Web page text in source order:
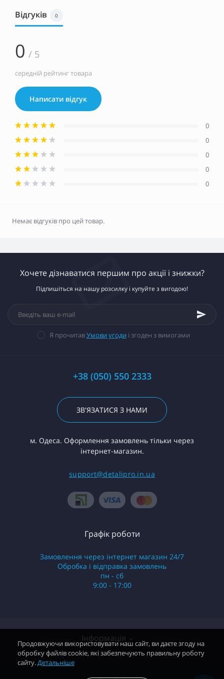
Відгуків 0
0 / 5
середній рейтинг товара
Написати відгук
0
0
0
0
0
Немає відгуків про цей товар.
Хочете дізнаватися першим про акції і знижки?
Підпишіться на нашу розсилку і купуйте з вигодою!
Я прочитавУмови угоди і згоден з вимогами
+38 (050) 550 2333
ЗВ'ЯЗАТИСЯ З НАМИ
м. Одеса. Оформлення замовлень тільки через
інтернет-магазин.
support@detalipro.in.ua
Інформація
Гарантія
Графік роботи
Замовлення через інтернет магазин 24/7
Обробка і відправка замовлень
пн - сб
9:00 - 17:00
Продовжуючи використовувати наш сайт, ви даєте згоду на
обробку файлів cookie, які забезпечують правильну роботу
сайту.Детальніше